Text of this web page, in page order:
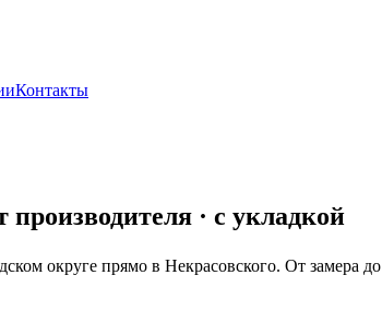
Контакты
производителя · с укладкой
округе прямо в Некрасовского. От замера